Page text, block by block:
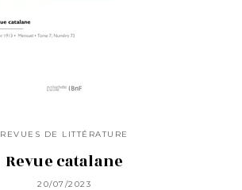
REVUES DE LITTÉRATURE
Revue catalane
20/07/2023